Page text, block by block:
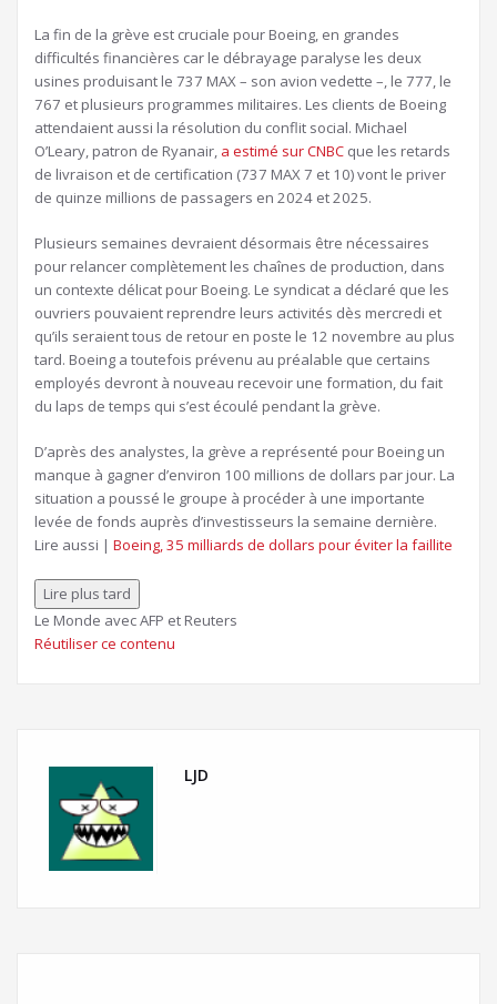
La fin de la grève est cruciale pour Boeing, en grandes
difficultés financières car le débrayage paralyse les deux
usines produisant le 737 MAX – son avion vedette –, le 777, le
767 et plusieurs programmes militaires. Les clients de Boeing
attendaient aussi la résolution du conflit social. Michael
O’Leary, patron de Ryanair, a estimé sur CNBC que les retards
de livraison et de certification (737 MAX 7 et 10) vont le priver
de quinze millions de passagers en 2024 et 2025.
Plusieurs semaines devraient désormais être nécessaires
pour relancer complètement les chaînes de production, dans
un contexte délicat pour Boeing. Le syndicat a déclaré que les
ouvriers pouvaient reprendre leurs activités dès mercredi et
qu’ils seraient tous de retour en poste le 12 novembre au plus
tard. Boeing a toutefois prévenu au préalable que certains
employés devront à nouveau recevoir une formation, du fait
du laps de temps qui s’est écoulé pendant la grève.
D’après des analystes, la grève a représenté pour Boeing un
manque à gagner d’environ 100 millions de dollars par jour. La
situation a poussé le groupe à procéder à une importante
levée de fonds auprès d’investisseurs la semaine dernière.
Lire aussi | Article
à
nos
abonnés
Boeing, 35 milliards de dollars pour éviter la faillite
Lire plus tard
Le Monde avec AFP et Reuters
Réutiliser ce contenu
LJD